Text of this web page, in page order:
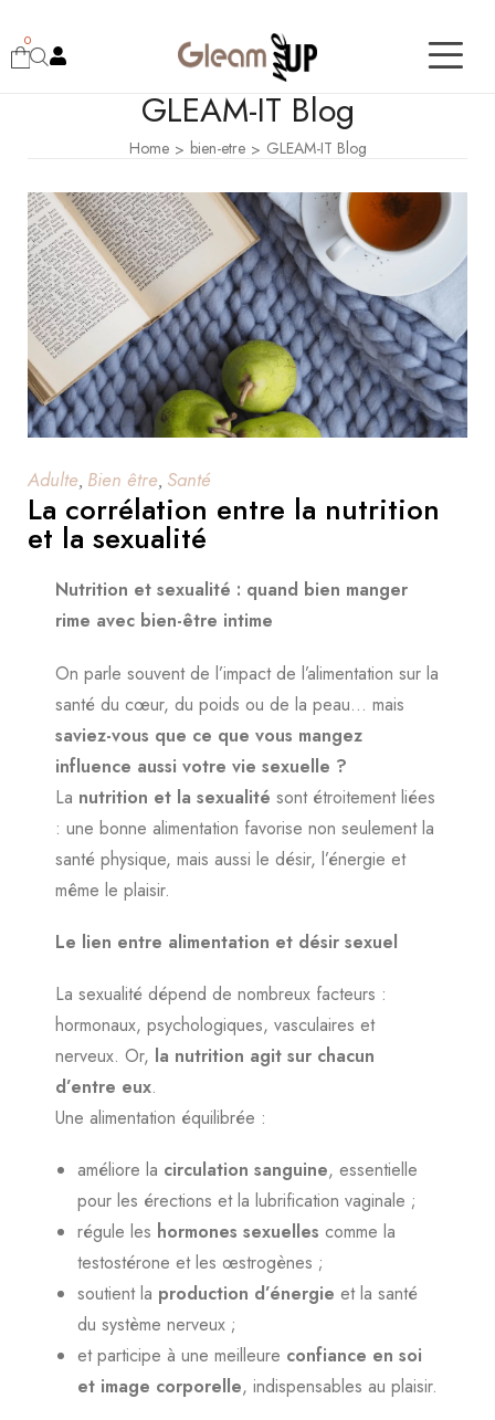
0
GLEAM-IT Blog
Home > bien-etre > GLEAM-IT Blog
Adulte, Bien être, Santé
La corrélation entre la nutrition
et la sexualité
Nutrition et sexualité : quand bien manger
rime avec bien-être intime
On parle souvent de l’impact de l’alimentation sur la
santé du cœur, du poids ou de la peau… mais
saviez-vous que ce que vous mangez
influence aussi votre vie sexuelle ?
La nutrition et la sexualité sont étroitement liées
: une bonne alimentation favorise non seulement la
santé physique, mais aussi le désir, l’énergie et
même le plaisir.
Le lien entre alimentation et désir sexuel
La sexualité dépend de nombreux facteurs :
hormonaux, psychologiques, vasculaires et
nerveux. Or, la nutrition agit sur chacun
d’entre eux.
Une alimentation équilibrée :
améliore la circulation sanguine, essentielle
pour les érections et la lubrification vaginale ;
régule les hormones sexuelles comme la
testostérone et les œstrogènes ;
soutient la production d’énergie et la santé
du système nerveux ;
et participe à une meilleure confiance en soi
et image corporelle, indispensables au plaisir.